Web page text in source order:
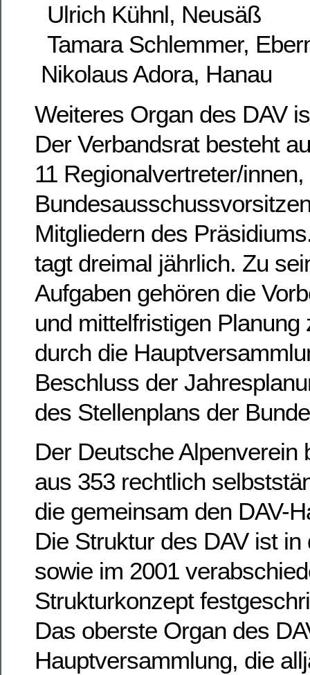
Ulrich Kühnl, Neusäß
Tamara Schlemmer,
Nikolaus Adora, Hanau
Weiteres Organ des DAV
Der Verbandsrat besteht
11 Regionalvertreter/innen,
Mitgliedern des
tagt dreimal jährlich. Zu
Aufgaben gehören die
und mittelfristigen
durch die
Beschluss der
des Stellenplans der
Der Deutsche Alpenverein
aus 353 rechtlich
die gemeinsam den DAV-
Die Struktur des DAV ist in
sowie im 2001
Strukturkonzept
Das oberste Organ des
Hauptversammlung, die